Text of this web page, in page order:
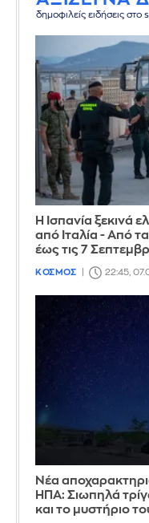
δημοφιλείς ειδήσεις στο
Η Ισπανία ξεκινά
από Ιταλία - Από
έως τις 7
ΚΟΣΜΟΣ 22:45,
Νέα
ΗΠΑ: Σιωπηλά
και το μυστήριο